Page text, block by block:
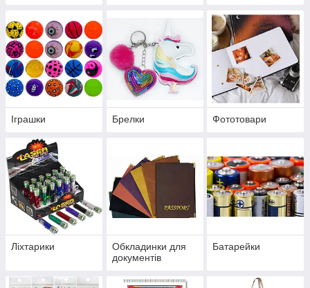
Іграшки Брелки Фототовари
Ліхтарики
Обкладинки для
документів
Батарейки